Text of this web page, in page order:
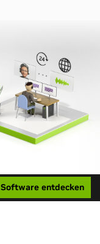
Software entdecken